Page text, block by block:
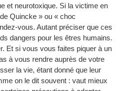
et neurotoxique. Si la victime en
Quincke » ou « choc
vous. Autant préciser que ces
dangers pour les êtres humains.
Et si vous vous faites piquer à un
à vous rendre auprès de votre
la vie, étant donné que leur
on le dit souvent : vaut mieux